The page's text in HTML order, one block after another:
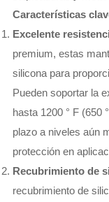
Características
Excelente
premium, estas
silicona para
Pueden soportar la
hasta 1200 ° F (650
plazo a niveles aún
protección en
Recubrimiento de
recubrimiento de